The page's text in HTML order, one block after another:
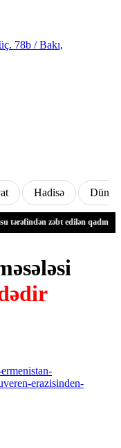
78b / Bakı,
Hadisə Dünya
zəbt edilən qadın danışdı